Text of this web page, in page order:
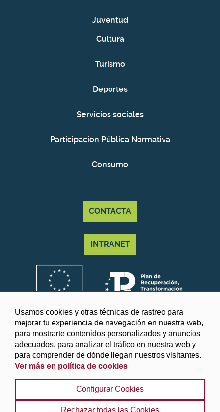
Usamos cookies y otras técnicas de rastreo para
mejorar tu experiencia de navegación en nuestra web,
para mostrarte contenidos personalizados y anuncios
adecuados, para analizar el tráfico en nuestra web y
para comprender de dónde llegan nuestros visitantes.
Ver más en política de cookies
Configurar Cookies
Rechazar todas las Cookies
Juventud
Cultura
Turismo
Deportes
Servicios sociales
Participacion Pública Normativa
Consumo
CONTACTA
INTRANET
©2025 Diputación de Granada
Aviso legal y Política de privacidad | Política de cookies
Protección de datos | Accesibilidad | Búsqueda |